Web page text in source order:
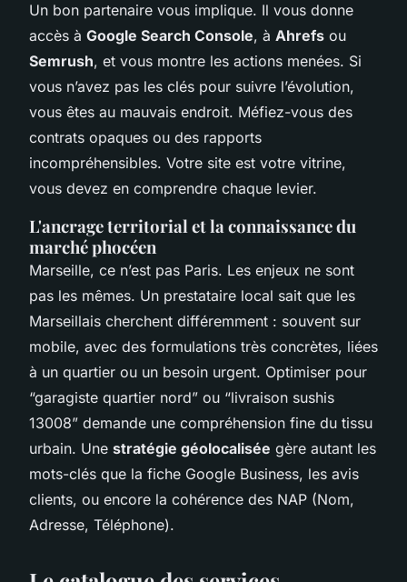
Un bon partenaire vous implique. Il vous donne
accès à Google Search Console, à Ahrefs ou
Semrush, et vous montre les actions menées. Si
vous n’avez pas les clés pour suivre l’évolution,
vous êtes au mauvais endroit. Méfiez-vous des
contrats opaques ou des rapports
incompréhensibles. Votre site est votre vitrine,
vous devez en comprendre chaque levier.
L'ancrage territorial et la connaissance du
marché phocéen
Marseille, ce n’est pas Paris. Les enjeux ne sont
pas les mêmes. Un prestataire local sait que les
Marseillais cherchent différemment : souvent sur
mobile, avec des formulations très concrètes, liées
à un quartier ou un besoin urgent. Optimiser pour
“garagiste quartier nord” ou “livraison sushis
13008” demande une compréhension fine du tissu
urbain. Une stratégie géolocalisée gère autant les
mots-clés que la fiche Google Business, les avis
clients, ou encore la cohérence des NAP (Nom,
Adresse, Téléphone).